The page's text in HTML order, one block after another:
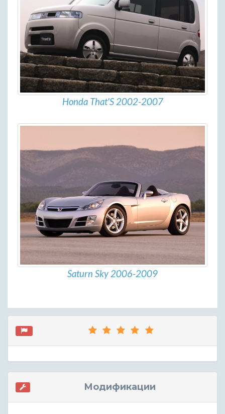
Honda That'S 2002-2007
Saturn Sky 2006-2009
Модификации